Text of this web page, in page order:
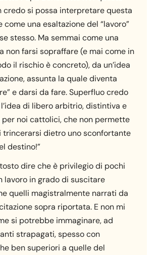
credo si possa interpretare questa
come una esaltazione del “lavoro”
stesso. Ma semmai come una
non farsi sopraffare (e mai come in
il rischio è concreto), da un’idea
assunta la quale diventa
e darsi da fare. Superfluo credo
di libero arbitrio, distintiva e
noi cattolici, che non permette
trincerarsi dietro uno sconfortante
destino!”
dire che è privilegio di pochi
lavoro in grado di suscitare
quelli magistralmente narrati da
sopra riportata. E non mi
si potrebbe immaginare, ad
strapagati, spesso con
ben superiori a quelle del